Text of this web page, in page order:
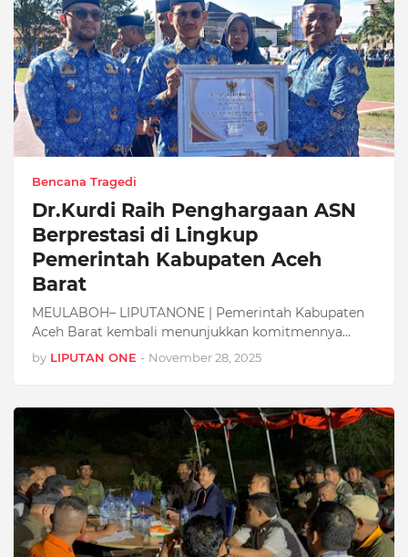
Bencana Tragedi
Dr.Kurdi Raih Penghargaan ASN
Berprestasi di Lingkup
Pemerintah Kabupaten Aceh
Barat
MEULABOH– LIPUTANONE | Pemerintah Kabupaten
Aceh Barat kembali menunjukkan komitmennya…
by LIPUTAN ONE - November 28, 2025